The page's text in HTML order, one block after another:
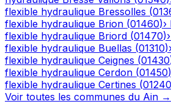
flexible hydraulique Bressolles (
flexible hydraulique Brion (01460)›
flexible hydraulique Briord (01470)›
flexible hydraulique Buellas (01310)›
flexible hydraulique Ceignes (01430
flexible hydraulique Cerdon (01450)
flexible hydraulique Certines (01240
Voir toutes les communes du Ain →